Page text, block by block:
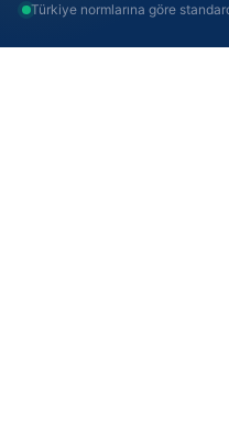
Türkiye normlarına göre